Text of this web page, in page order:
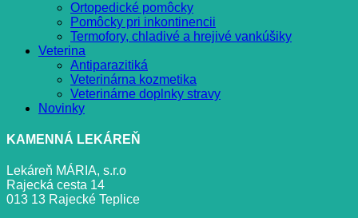
Ortopedické pomôcky
Pomôcky pri inkontinencii
Termofory, chladivé a hrejivé vankúšiky
Veterina
Antiparazitiká
Veterinárna kozmetika
Veterinárne doplnky stravy
Novinky
KAMENNÁ LEKÁREŇ
Lekáreň MÁRIA, s.r.o
Rajecká cesta 14
013 13 Rajecké Teplice